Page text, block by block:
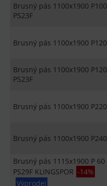
Brusný pás 1100x1900 P100
PS23F
Brusný pás 1100x1900 P120
Brusný pás 1100x1900 P120
PS23F
Brusný pás 1100x1900 P220
Brusný pás 1100x1900 P240
Brusný pás 1115x1900 P 60
PS29F KLINGSPOR -14%
Výprodej